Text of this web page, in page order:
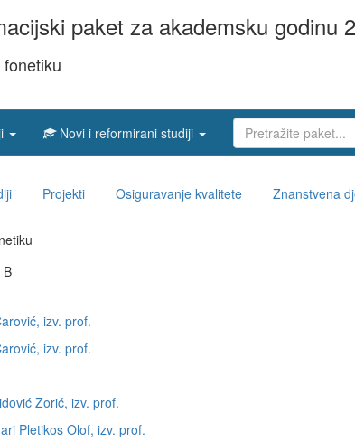
paket za akademsku godinu
Novi i reformirani studiji
Projekti Osiguravanje kvalitete Znanstvena
B
izv. prof.
izv. prof.
Zorić, izv. prof.
Pletikos Olof, izv. prof.